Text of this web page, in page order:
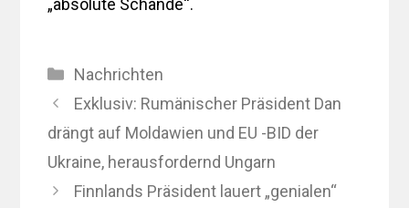
Kategorien
Nachrichten
Exklusiv: Rumänischer Präsident Dan
drängt auf Moldawien und EU -BID der
Ukraine, herausfordernd Ungarn
Finnlands Präsident lauert „genialen“